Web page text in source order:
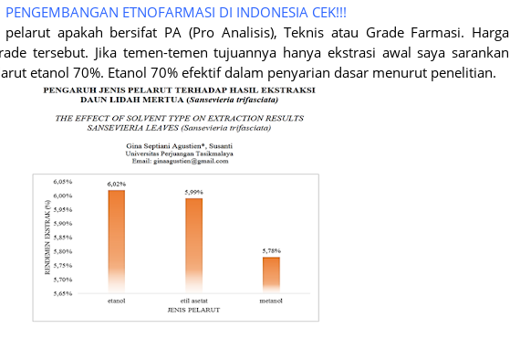
PENGEMBANGAN ETNOFARMASI DI INDONESIA CEK!!!
apakah bersifat PA (Pro Analisis), Teknis atau Grade Farmasi. Harga
tersebut. Jika temen-temen tujuannya hanya ekstrasi awal saya sarankan
etanol 70%. Etanol 70% efektif dalam penyarian dasar menurut penelitian.